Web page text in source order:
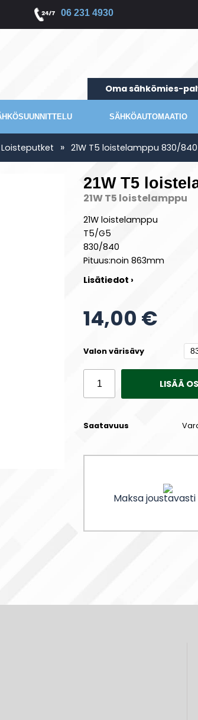
06 231 4930
Oma sähkömies-
SÄHKÖAUTOMAATIO
Loisteputket » 21W T5 loistelamppu 830/840
21W T5
21W T5 loistelamppu
21W loistelamppu
T5/G5
830/840
Pituus:noin 863mm
Lisätiedot ›
14,00 €
Valon värisävy
LISÄÄ
Saatavuus
Maksa joustavasti